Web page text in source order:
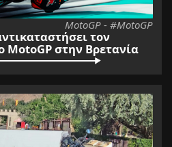
MotoGP - #MotoGP
τον
MotoGP στην Βρετανία